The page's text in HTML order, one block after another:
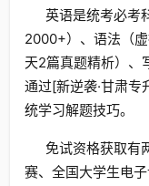
英语是统考必考
2000+）、语法（
天2篇真题精析）、
通过[新逆袭·甘肃
统学习解题技巧。
免试资格获取有
赛、全国大学生电